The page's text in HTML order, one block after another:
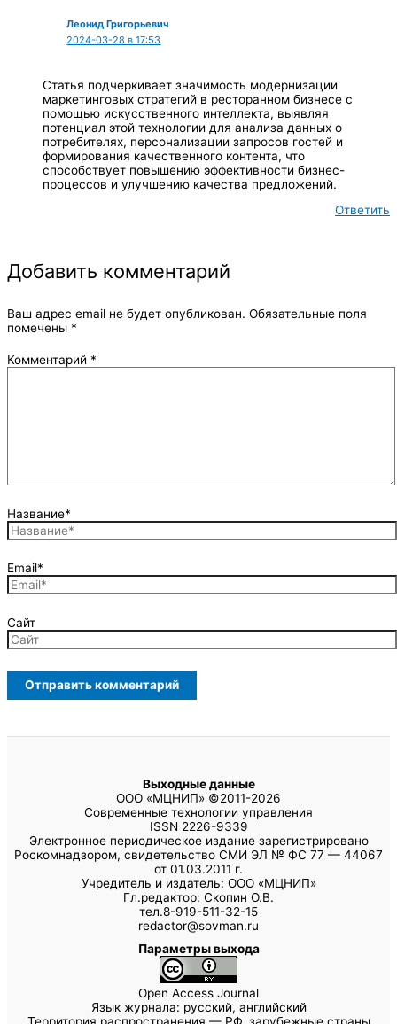
Леонид Григорьевич
2024-03-28 в 17:53
Статья подчеркивает значимость модернизации
маркетинговых стратегий в ресторанном бизнесе с
помощью искусственного интеллекта, выявляя
потенциал этой технологии для анализа данных о
потребителях, персонализации запросов гостей и
формирования качественного контента, что
способствует повышению эффективности бизнес-
процессов и улучшению качества предложений.
Ответить
Добавить комментарий
Ваш адрес email не будет опубликован. Обязательные поля
помечены *
Комментарий *
Название*
Email*
Сайт
Выходные данные
ООО «МЦНИП» ©2011-2026
Современные технологии управления
ISSN 2226-9339
Электронное периодическое издание зарегистрировано
Роскомнадзором, свидетельство СМИ ЭЛ № ФС 77 — 44067
от 01.03.2011 г.
Учредитель и издатель: ООО «МЦНИП»
Гл.редактор: Скопин О.В.
тел.8-919-511-32-15
redactor@sovman.ru
Параметры выхода
Open Access Journal
Язык журнала: русский, английский
Территория распространения — РФ, зарубежные страны